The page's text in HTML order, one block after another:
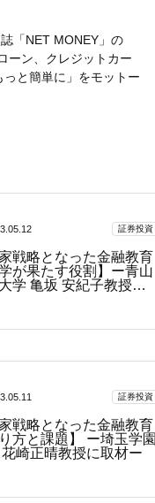
「NET MONEY」の
ーン、クレジットカー
と簡単に」をモットー
証券投資
家戦略となった金融教育
が果たす役割】ー青山
学 亀坂 安紀子教授に
証券投資
家戦略となった金融教育
方と課題】 ー埼玉学園
崎正晴教授に取材ー